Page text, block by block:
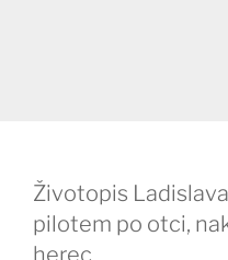
Životopis
pilotem po otci,